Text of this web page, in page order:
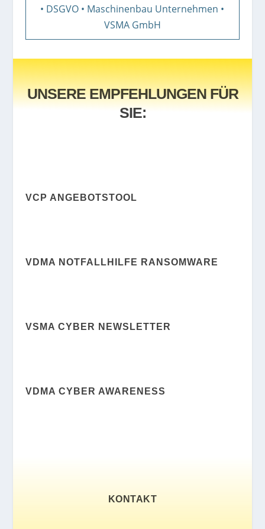
• DSGVO • Maschinenbau Unternehmen •
VSMA GmbH
UNSERE EMPFEHLUNGEN FÜR
SIE:
VCP ANGEBOTSTOOL
VDMA NOTFALLHILFE RANSOMWARE
VSMA CYBER NEWSLETTER
VDMA CYBER AWARENESS
KONTAKT